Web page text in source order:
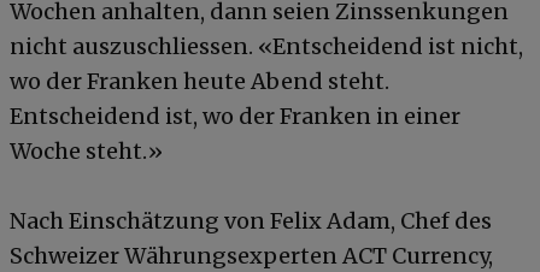
Wochen anhalten, dann seien Zinssenkungen
nicht auszuschliessen. «Entscheidend ist nicht,
wo der Franken heute Abend steht.
Entscheidend ist, wo der Franken in einer
Woche steht.»
Nach Einschätzung von Felix Adam, Chef des
Schweizer Währungsexperten ACT Currency,